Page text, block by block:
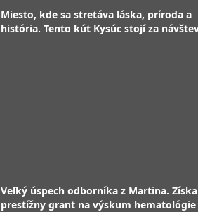
Miesto, kde sa stretáva láska, príroda a
história. Tento kút Kysúc stojí za
Veľký úspech odborníka z Martina.
prestížny grant na výskum hematológie